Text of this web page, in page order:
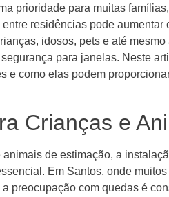
prioridade para muitas
residências pode aumentar
idosos, pets e até
para janelas. Neste
e como elas podem
Crianças e
de estimação, a
Em Santos, onde
preocupação com quedas é